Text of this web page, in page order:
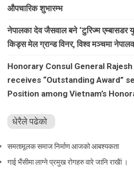
औपचारिक शुभारम्भ
नेपालका देव जैसवाल बने ‘टुरिज्म एम्बासडर
किड्स मेल ग्रान्ड विनर, विश्व मञ्चमा
Honorary Consul General
receives “Outstanding Award”
Position among Vietnam’s
धेरैले पढेको
समतामूलक समाज निर्माण आजको आबश्यकता
गाई भैंसीमा लाग्ने प्रमुख रोगहरु वारे जानि राखैां ।